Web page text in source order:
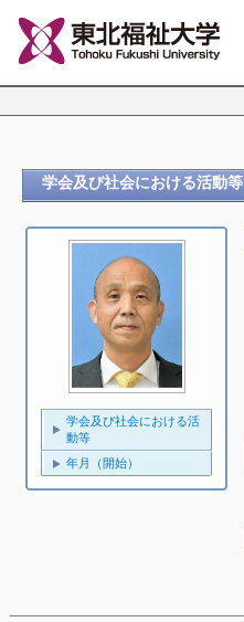
学会及び社会における活動等
学会及び社会における活
動等
年月（開始）